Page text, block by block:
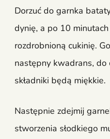
Dorzuć do garnka
dynię, a po 10
rozdrobnioną cukinię.
następny kwadrans, do
składniki będą miękkie.
Następnie zdejmij
stworzenia słodkiego